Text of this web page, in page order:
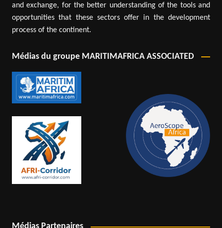
and exchange, for the better understanding of the tools and
opportunities that these sectors offer in the development
process of the continent.
Médias du groupe MARITIMAFRICA ASSOCIATED